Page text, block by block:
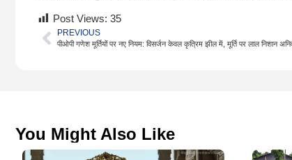
Post Views: 35
PREVIOUS
पीओपी गणेश मूर्तियों पर नए नियम: विसर्जन केवल कृत्रिम झील में, मूर्ति पर लाल निशान
You Might Also Like